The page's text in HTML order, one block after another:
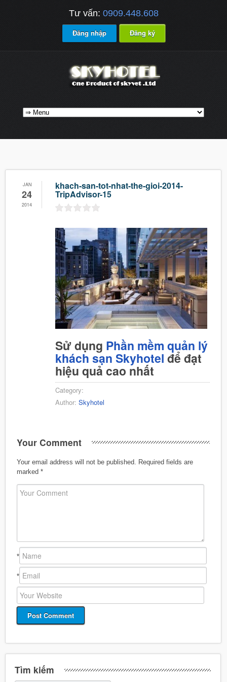
Tư vấn: 0909.448.608
Đăng nhập Đăng ký
JAN
24
2014
khach-san-tot-nhat-the-gioi-2014-
TripAdvisor-15
Sử dụng Phần mềm quản lý
khách sạn Skyhotel để đạt
hiệu quả cao nhất
Category:
Author: Skyhotel
Your Comment
Your email address will not be published.
Required fields are
marked *
*
*
Tìm kiếm